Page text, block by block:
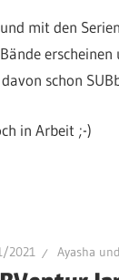
mit den
schon
in Arbeit ;-)
2021 Ayasha